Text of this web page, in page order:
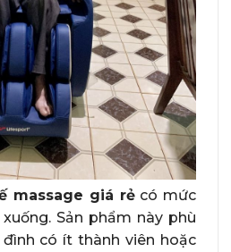
massage giá rẻcó mức
Sản phẩm này phù
có ít thành viên hoặc